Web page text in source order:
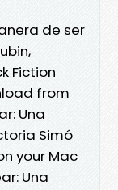
de ser
Fiction
from
Una
Simó
your Mac
Una